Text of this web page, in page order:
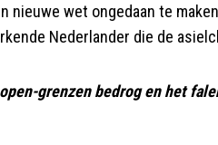
wet ongedaan te
Nederlander die de
grenzen bedrog en het